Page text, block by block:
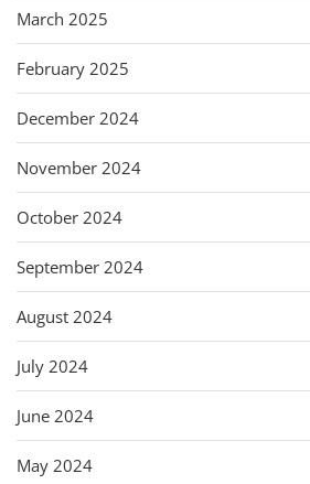
March 2025
February 2025
December 2024
November 2024
October 2024
September 2024
August 2024
July 2024
June 2024
May 2024